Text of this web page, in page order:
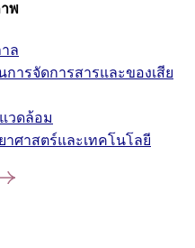
พ
ล
ารจัดการสารและของเสีย
วดล้อม
าศาสตร์และเทคโนโลยี